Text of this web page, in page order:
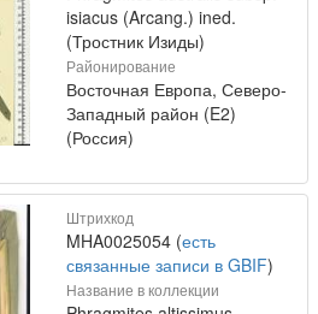
isiacus (Arcang.) ined.
(Тростник Изиды)
Районирование
Восточная Европа, Северо-
Западный район (E2)
(Россия)
Штрихкод
MHA0025054 (есть
связанные записи в GBIF)
Название в коллекции